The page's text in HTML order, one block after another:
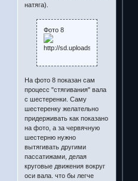
натяга).
Фото 8
На фото 8 показан сам
процесс "стягивания" вала
с шестеренки. Саму
шестеренку желательно
придерживать как показано
на фото, а за червячную
шестерню нужно
вытягивать другими
пассатижами, делая
круговые движения вокруг
оси вала. что бы легче